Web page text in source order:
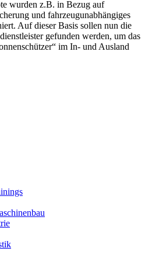
wurden z.B. in Bezug auf
und fahrzeugunabhängiges
Auf dieser Basis sollen nun die
gefunden werden, um das
im In- und Ausland